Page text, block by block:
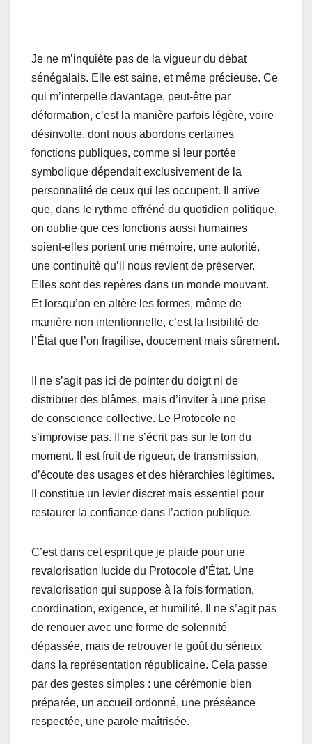
Je ne m’inquiète pas de la vigueur du débat
sénégalais. Elle est saine, et même précieuse. Ce
qui m’interpelle davantage, peut-être par
déformation, c’est la manière parfois légère, voire
désinvolte, dont nous abordons certaines
fonctions publiques, comme si leur portée
symbolique dépendait exclusivement de la
personnalité de ceux qui les occupent. Il arrive
que, dans le rythme effréné du quotidien politique,
on oublie que ces fonctions aussi humaines
soient-elles portent une mémoire, une autorité,
une continuité qu’il nous revient de préserver.
Elles sont des repères dans un monde mouvant.
Et lorsqu’on en altère les formes, même de
manière non intentionnelle, c’est la lisibilité de
l’État que l’on fragilise, doucement mais sûrement.
Il ne s’agit pas ici de pointer du doigt ni de
distribuer des blâmes, mais d’inviter à une prise
de conscience collective. Le Protocole ne
s’improvise pas. Il ne s’écrit pas sur le ton du
moment. Il est fruit de rigueur, de transmission,
d’écoute des usages et des hiérarchies légitimes.
Il constitue un levier discret mais essentiel pour
restaurer la confiance dans l’action publique.
C’est dans cet esprit que je plaide pour une
revalorisation lucide du Protocole d’État. Une
revalorisation qui suppose à la fois formation,
coordination, exigence, et humilité. Il ne s’agit pas
de renouer avec une forme de solennité
dépassée, mais de retrouver le goût du sérieux
dans la représentation républicaine. Cela passe
par des gestes simples : une cérémonie bien
préparée, un accueil ordonné, une préséance
respectée, une parole maîtrisée.